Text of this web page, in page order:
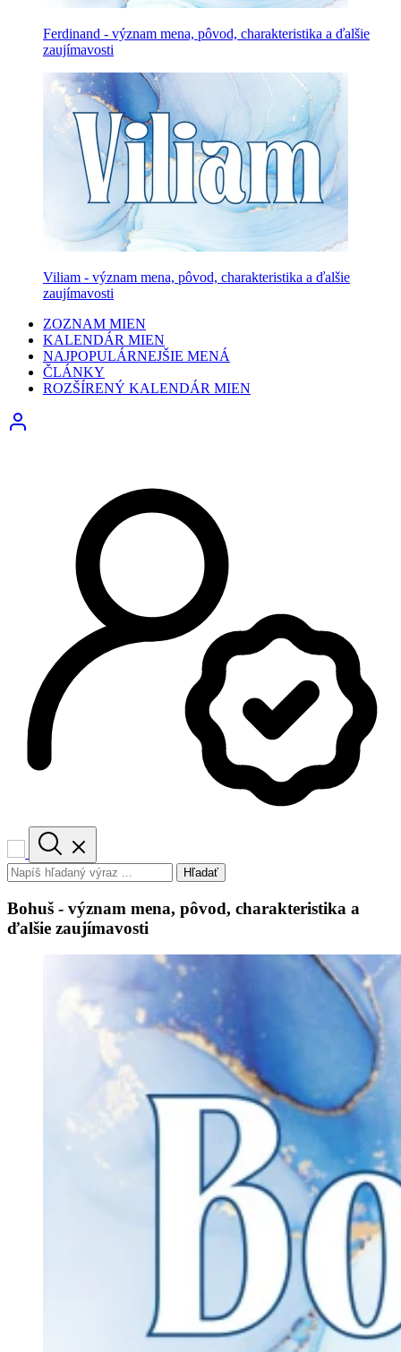
Ferdinand - význam mena, pôvod, charakteristika a ďalšie
zaujímavosti
Viliam - význam mena, pôvod, charakteristika a ďalšie
zaujímavosti
ZOZNAM MIEN
KALENDÁR MIEN
NAJPOPULÁRNEJŠIE MENÁ
ČLÁNKY
ROZŠÍRENÝ KALENDÁR MIEN
Hľadať
Bohuš - význam mena, pôvod, charakteristika a
ďalšie zaujímavosti